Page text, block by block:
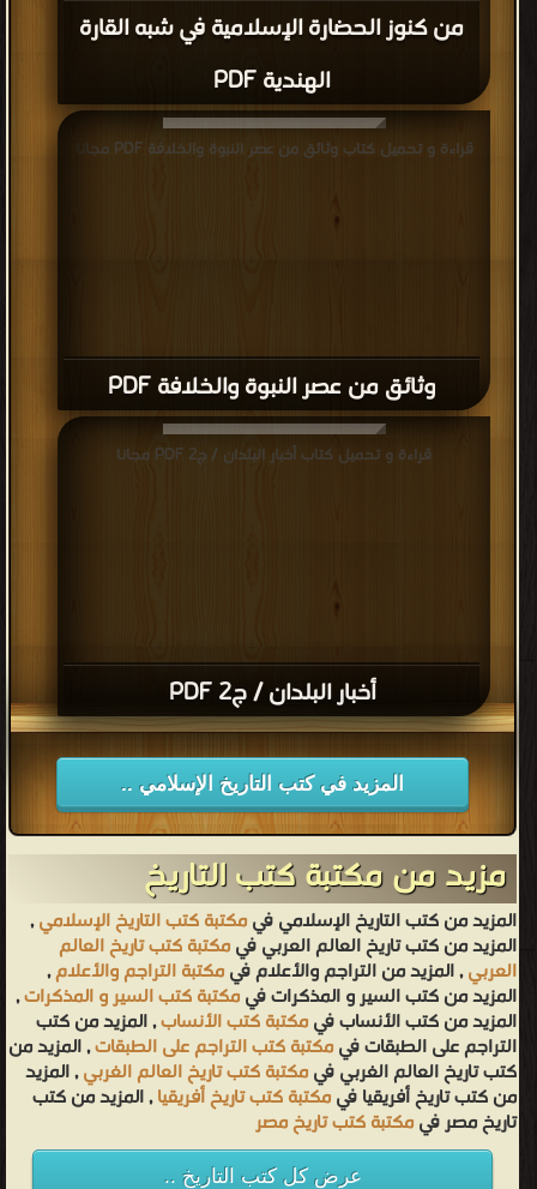
من كنوز الحضارة الإسلامية في شبه القارة
الهندية PDF
وثائق من عصر النبوة والخلافة PDF
قراءة و تحميل كتاب وثائق من عصر النبوة والخلافة PDF مجانا
أخبار البلدان / ج2 PDF
قراءة و تحميل كتاب أخبار البلدان / ج2 PDF مجانا
المزيد في كتب التاريخ الإسلامي ..
مزيد من مكتبة كتب التاريخ
المزيد من كتب التاريخ الإسلامي فيمكتبة كتب التاريخ الإسلامي,
المزيد من كتب تاريخ العالم العربي فيمكتبة كتب تاريخ العالم
العربي, المزيد من التراجم والأعلام فيمكتبة التراجم والأعلام,
المزيد من كتب السير و المذكرات فيمكتبة كتب السير و المذكرات,
المزيد من كتب الأنساب فيمكتبة كتب الأنساب, المزيد من كتب
التراجم على الطبقات فيمكتبة كتب التراجم على الطبقات, المزيد من
كتب تاريخ العالم الغربي فيمكتبة كتب تاريخ العالم الغربي, المزيد
من كتب تاريخ أفريقيا فيمكتبة كتب تاريخ أفريقيا, المزيد من كتب
تاريخ مصر فيمكتبة كتب تاريخ مصر
عرض كل كتب التاريخ ..